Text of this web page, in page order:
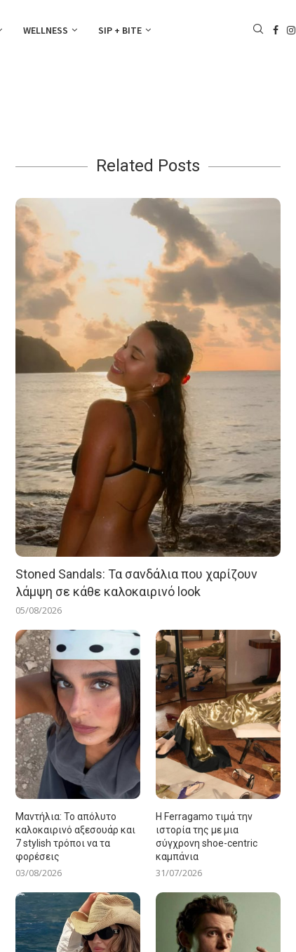
WELLNESS SIP + BITE
Related Posts
Stoned Sandals: Τα σανδάλια που χαρίζουν
λάμψη σε κάθε καλοκαιρινό look
05/08/2026
Μαντήλια: Το απόλυτο
καλοκαιρινό αξεσουάρ και
7 stylish τρόποι να τα
φορέσεις
03/08/2026
Η Ferragamo τιμά την
ιστορία της με μια
σύγχρονη shoe-centric
καμπάνια
31/07/2026